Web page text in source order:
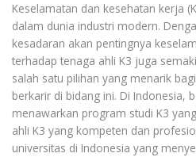
Keselamatan dan kesehatan kerja
dalam dunia industri modern.
kesadaran akan pentingnya
terhadap tenaga ahli K3 juga
salah satu pilihan yang menarik
berkarir di bidang ini. Di Indonesia,
menawarkan program studi K3
ahli K3 yang kompeten dan
universitas di Indonesia yang